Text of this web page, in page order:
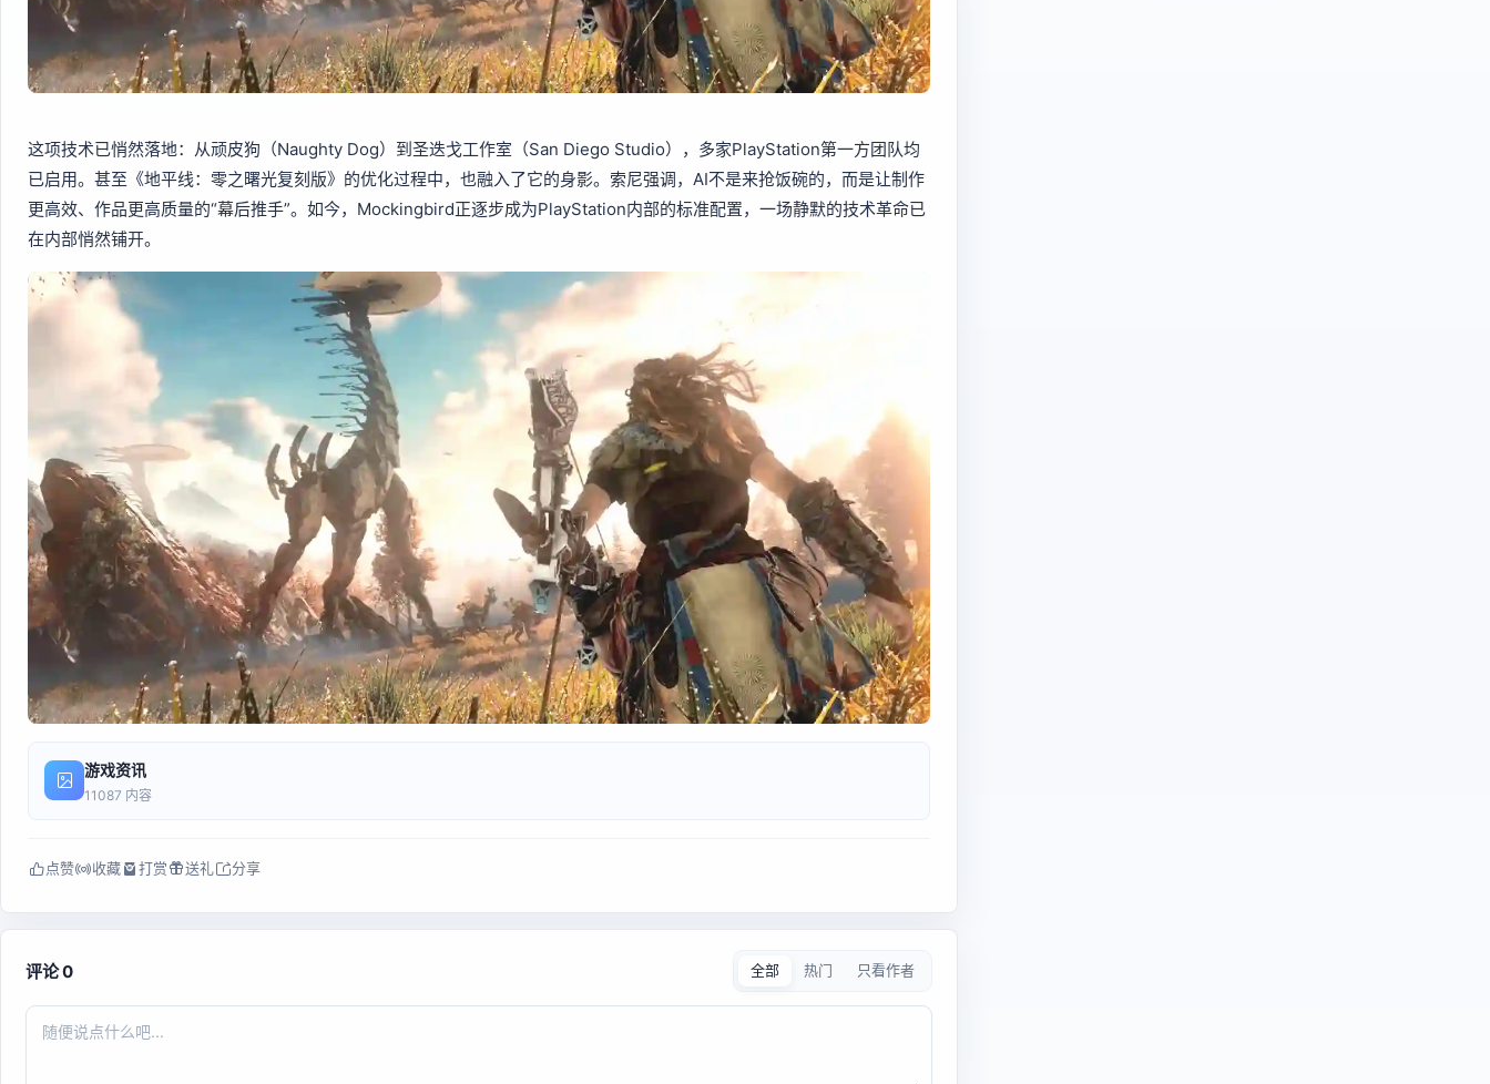
这项技术已悄然落地：从顽皮狗（Naughty Dog）到圣迭戈工作室（San Diego Studio），多家PlayStation第一方团队均
已启用。甚至《地平线：零之曙光复刻版》的优化过程中，也融入了它的身影。索尼强调，AI不是来抢饭碗的，而是让制作
更高效、作品更高质量的“幕后推手”。如今，Mockingbird正逐步成为PlayStation内部的标准配置，一场静默的技术革命已
在内部悄然铺开。
游戏资讯
11087 内容
点赞 收藏 打赏 送礼 分享
评论 0 全部 热门 只看作者